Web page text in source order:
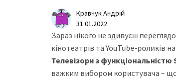
Кравчук Андрій
31.01.2022
Зараз нікого не здивуєш
кінотеатрів та YouTube-роликів
Телевізори з функціональністю
важким вибором користувача –